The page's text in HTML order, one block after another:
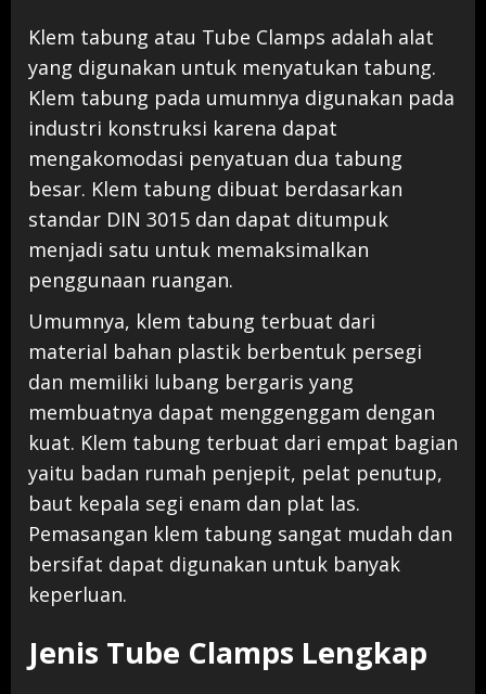
Klem tabung atau Tube Clamps adalah alat
yang digunakan untuk menyatukan tabung.
Klem tabung pada umumnya digunakan pada
industri konstruksi karena dapat
mengakomodasi penyatuan dua tabung
besar. Klem tabung dibuat berdasarkan
standar DIN 3015 dan dapat ditumpuk
menjadi satu untuk memaksimalkan
penggunaan ruangan.
Umumnya, klem tabung terbuat dari
material bahan plastik berbentuk persegi
dan memiliki lubang bergaris yang
membuatnya dapat menggenggam dengan
kuat. Klem tabung terbuat dari empat bagian
yaitu badan rumah penjepit, pelat penutup,
baut kepala segi enam dan plat las.
Pemasangan klem tabung sangat mudah dan
bersifat dapat digunakan untuk banyak
keperluan.
Jenis Tube Clamps Lengkap